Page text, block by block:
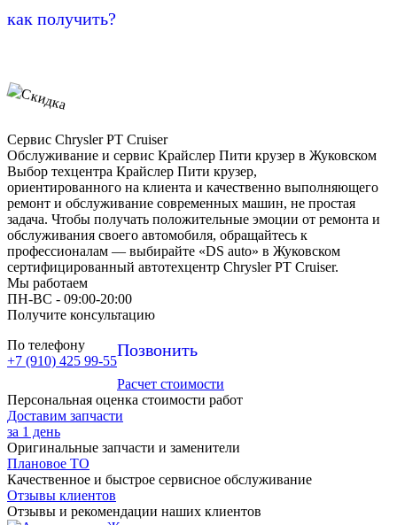
как получить?
Сервис Chrysler PT Cruiser
Обслуживание и сервис Крайслер Пити крузер в Жуковском
Выбор техцентра Крайслер Пити крузер,
ориентированного на клиента и качественно выполняющего
ремонт и обслуживание современных машин, не простая
задача. Чтобы получать положительные эмоции от ремонта и
обслуживания своего автомобиля, обращайтесь к
профессионалам — выбирайте «DS auto» в Жуковском
сертифицированный автотехцентр Chrysler PT Cruiser.
Мы работаем
ПН-ВC - 09:00-20:00
Получите консультацию
По телефону
+7 (910) 425 99-55
Позвонить
Расчет стоимости
Персональная оценка стоимости работ
Доставим запчасти
за 1 день
Оригинальные запчасти и заменители
Плановое ТО
Качественное и быстрое сервисное обслуживание
Отзывы клиентов
Отзывы и рекомендации наших клиентов